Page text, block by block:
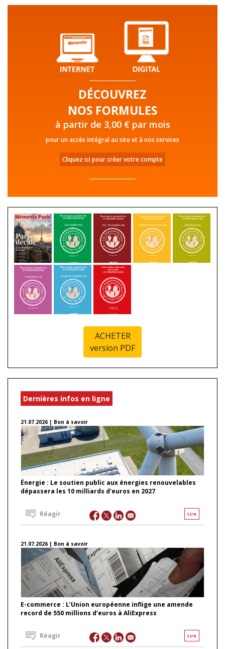
DÉCOUVREZ
NOS FORMULES
à partir de 3,00 € par mois
pour un accès intégral au site et à nos services
Cliquez ici pour créer votre compte
ACHETER
version PDF
Dernières infos en ligne
21.07.2026 | Bon à savoir
Énergie : Le soutien public aux énergies renouvelables
dépassera les 10 milliards d’euros en 2027
Lire
Réagir
21.07.2026 | Bon à savoir
E-commerce : L’Union européenne inflige une amende
record de 550 millions d’euros à AliExpress
Lire
Réagir